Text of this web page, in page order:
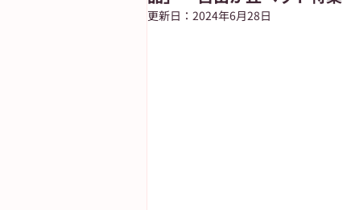
朝日新聞出版 ASUN jiyugaok
更新日： 2024年6月28日